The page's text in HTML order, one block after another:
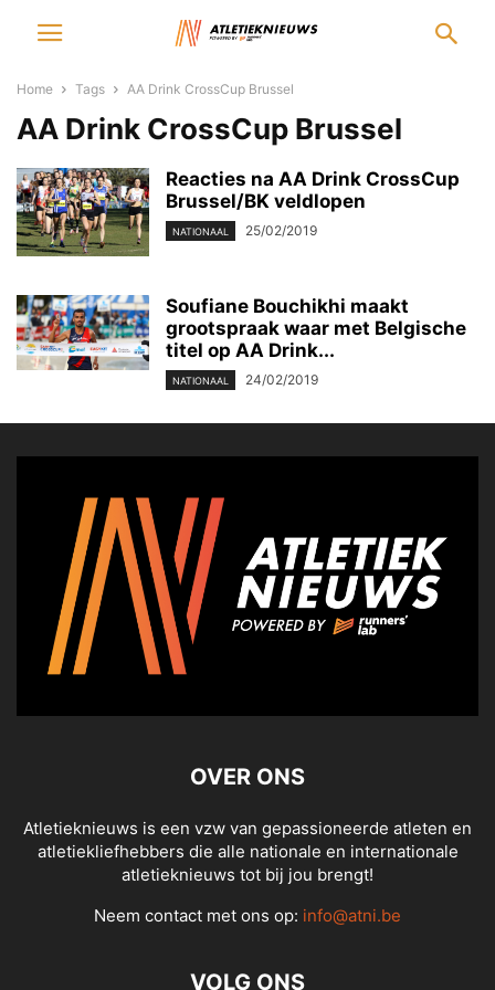
Home Tags AA Drink CrossCup Brussel
AA Drink CrossCup Brussel
Reacties na AA Drink CrossCup
Brussel/BK veldlopen
NATIONAAL 25/02/2019
Soufiane Bouchikhi maakt
grootspraak waar met Belgische
titel op AA Drink...
NATIONAAL 24/02/2019
OVER ONS
Atletieknieuws is een vzw van gepassioneerde atleten en
atletiekliefhebbers die alle nationale en internationale
atletieknieuws tot bij jou brengt!
Neem contact met ons op: info@atni.be
VOLG ONS